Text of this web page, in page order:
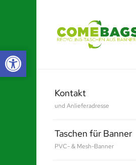
Werkzeugleiste öffnen
Kontakt
und Anlieferadresse
Taschen für Banner
PVC- & Mesh-Banner